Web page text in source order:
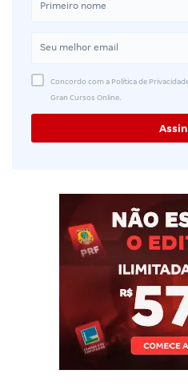
Concordo com a Política de
Gran Cursos Online.